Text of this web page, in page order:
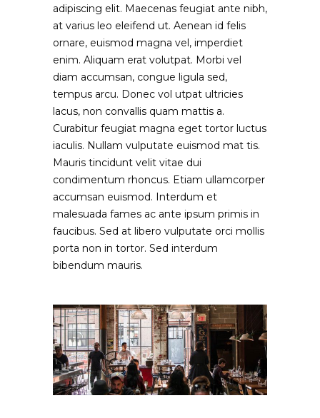
adipiscing elit. Maecenas feugiat ante nibh,
at varius leo eleifend ut. Aenean id felis
ornare, euismod magna vel, imperdiet
enim. Aliquam erat volutpat. Morbi vel
diam accumsan, congue ligula sed,
tempus arcu. Donec vol utpat ultricies
lacus, non convallis quam mattis a.
Curabitur feugiat magna eget tortor luctus
iaculis. Nullam vulputate euismod mat tis.
Mauris tincidunt velit vitae dui
condimentum rhoncus. Etiam ullamcorper
accumsan euismod. Interdum et
malesuada fames ac ante ipsum primis in
faucibus. Sed at libero vulputate orci mollis
porta non in tortor. Sed interdum
bibendum mauris.